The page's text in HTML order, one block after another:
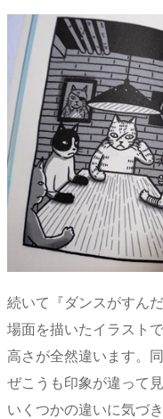
続いて『ダンスがすん
場面を描いたイラスト
高さが全然違います。
ぜこうも印象が違って
いくつかの違いに気づき